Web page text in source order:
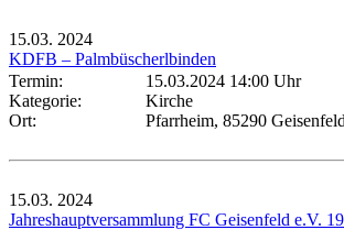
15.03. 2024
KDFB – Palmbüscherlbinden
Termin:
15.03.2024 14:00 Uhr
Kategorie:
Kirche
Ort:
Pfarrheim, 85290 Geisenfeld
15.03. 2024
Jahreshauptversammlung FC Geisenfeld e.V.